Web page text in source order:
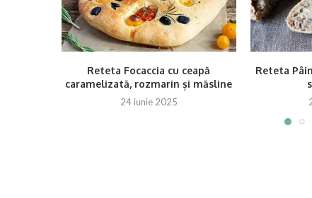
Reteta Focaccia cu ceapă
caramelizată, rozmarin și măsline
24 iunie 2025
Reteta